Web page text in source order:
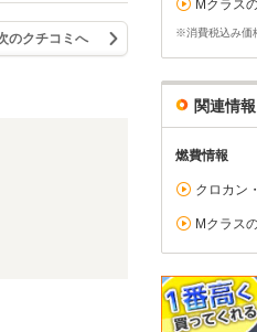
のクチコミへ
Mクラス
※消費税込み価
関連情報
燃費情報
クロカン
Mクラス